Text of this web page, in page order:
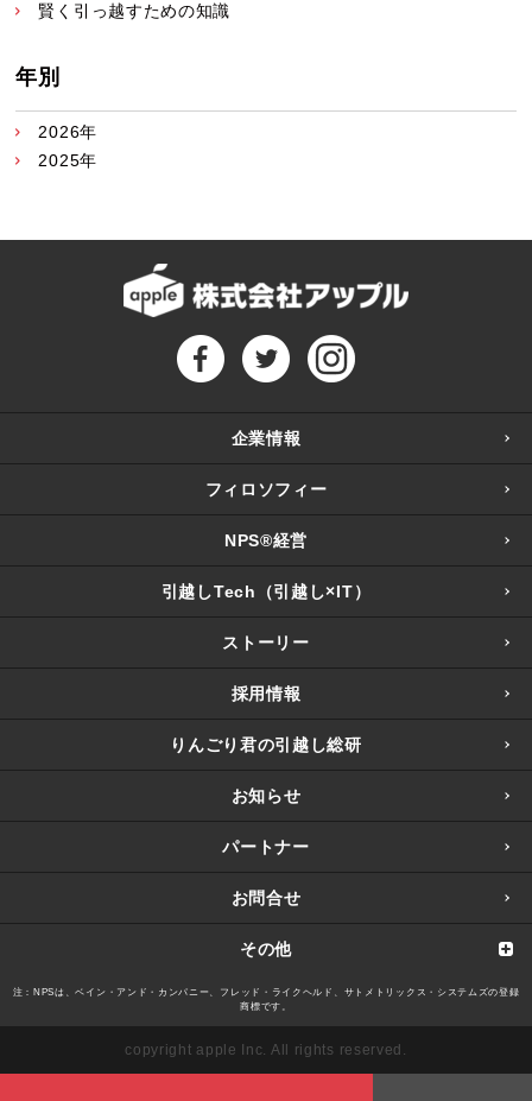
賢く引っ越すための知識
年別
2026年
2025年
企業情報
フィロソフィー
NPS®経営
引越しTech（引越し×IT）
ストーリー
採用情報
りんごり君の引越し総研
お知らせ
パートナー
お問合せ
その他
注：NPSは、ベイン・アンド・カンパニー、フレッド・ライクヘルド、サトメトリックス・システムズの登録
商標です。
copyright apple Inc. All rights reserved.